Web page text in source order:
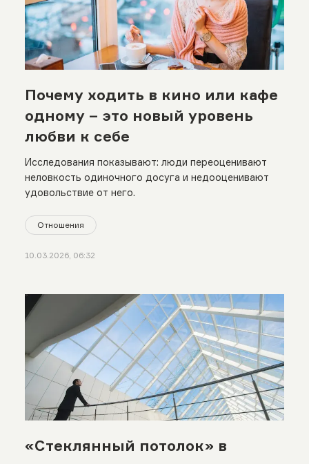
Почему ходить в кино или кафе
одному – это новый уровень
любви к себе
Исследования показывают: люди переоценивают
неловкость одиночного досуга и недооценивают
удовольствие от него.
Отношения
10.03.2026, 06:32
«Стеклянный потолок» в